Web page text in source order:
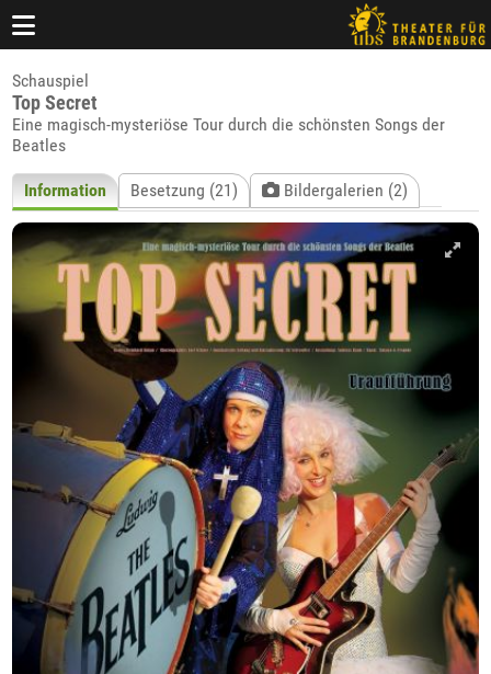
Schauspiel
Top Secret
Eine magisch-mysteriöse Tour durch die schönsten Songs der
Beatles
Information Besetzung (21) Bildergalerien (2)